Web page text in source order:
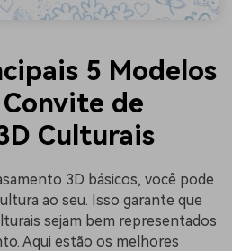
5 Modelos
de
Culturais
3D básicos, você pode
ao seu. Isso garante que
sejam bem representados
Aqui estão os melhores